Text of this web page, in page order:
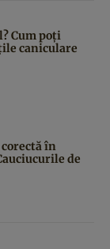
Cum poți
caniculare
corectă în
de